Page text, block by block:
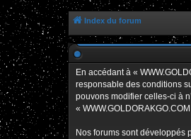
Index du forum
En accédant à «
responsable des conditions
pouvons modifier celles-ci à
«
Nos forums sont développés